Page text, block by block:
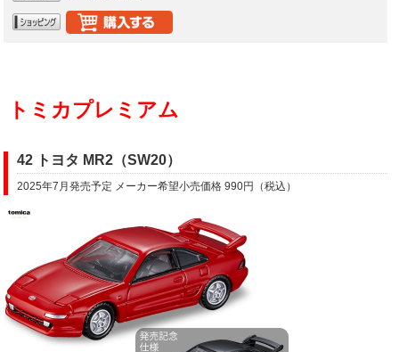
トミカプレミアム
42 トヨタ MR2（SW20）
2025年7月発売予定 メーカー希望小売価格 990円（税込）